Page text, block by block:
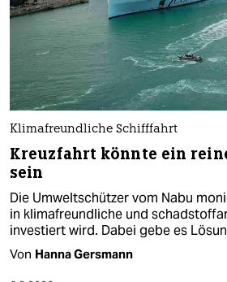
Klimafreundliche Schifffahrt
Kreuzfahrt könnte ein
sein
Die Umweltschützer vom Nabu
in klimafreundliche und
investiert wird. Dabei gebe es
Von Hanna Gersmann